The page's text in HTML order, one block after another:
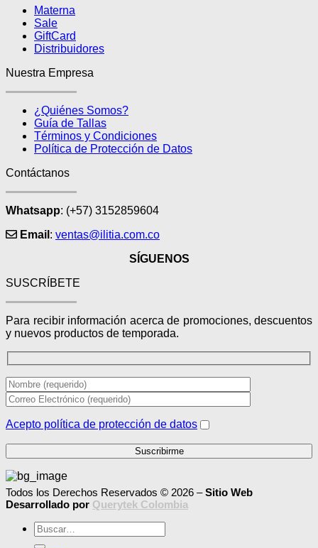
página
producto
$149.900.
Materna
Sale
GiftCard
Distribuidores
Nuestra Empresa
¿Quiénes Somos?
Guía de Tallas
Términos y Condiciones
Política de Protección de Datos
Contáctanos
Whatsapp: (+57) 3152859604
Email : ventas@ilitia.com.co
SÍGUENOS
SUSCRÍBETE
Para recibir información acerca de promociones, descuentos
y nuevos productos de temporada.
Acepto política de protección de datos
Todos los Derechos Reservados © 2026 –Sitio Web
Desarrollado por Querytek Colombia
Buscar
por: